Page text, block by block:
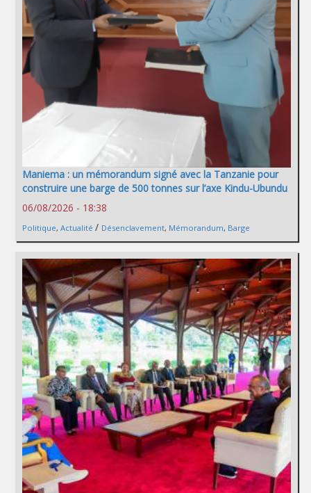
Maniema : un mémorandum signé avec la Tanzanie pour
construire une barge de 500 tonnes sur l’axe Kindu-Ubundu
06/08/2026 - 18:38
Politique, Actualité / Désenclavement, Mémorandum, Barge